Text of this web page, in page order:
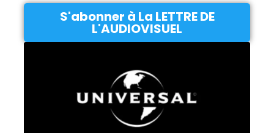
S'abonner à La LETTRE DE
L'AUDIOVISUEL